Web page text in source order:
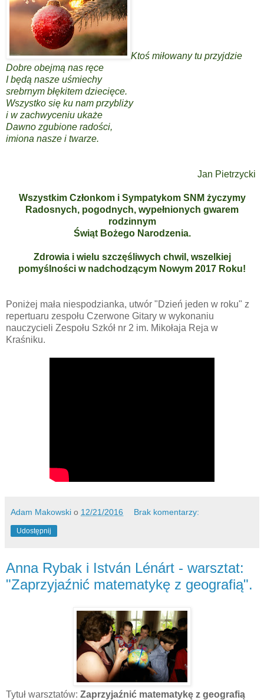
Ktoś miłowany tu przyjdzie
Dobre obejmą nas ręce
I będą nasze uśmiechy
srebrnym błękitem dziecięce.
Wszystko się ku nam przybliży
i w zachwyceniu ukaże
Dawno zgubione radości,
imiona nasze i twarze.
Jan Pietrzycki
Wszystkim Członkom i Sympatykom SNM życzymy
Radosnych, pogodnych, wypełnionych gwarem
rodzinnym
Świąt Bożego Narodzenia.
Zdrowia i wielu szczęśliwych chwil, wszelkiej
pomyślności w nadchodzącym Nowym 2017 Roku!
Poniżej mała niespodzianka, utwór "Dzień jeden w roku" z
repertuaru zespołu Czerwone Gitary w wykonaniu
nauczycieli Zespołu Szkół nr 2 im. Mikołaja Reja w
Kraśniku.
Adam Makowski o 12/21/2016 Brak komentarzy:
Udostępnij
Anna Rybak i István Lénárt - warsztat:
"Zaprzyjaźnić matematykę z geografią".
Tytuł warsztatów: Zaprzyjaźnić matematykę z geografią